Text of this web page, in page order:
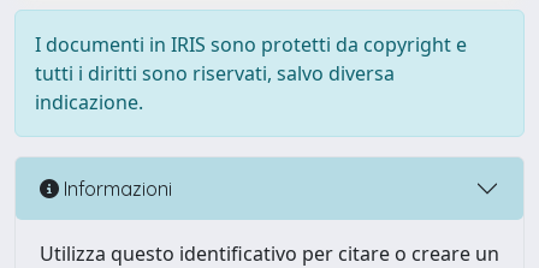
I documenti in IRIS sono protetti da copyright e
tutti i diritti sono riservati, salvo diversa
indicazione.
Informazioni
Utilizza questo identificativo per citare o creare un